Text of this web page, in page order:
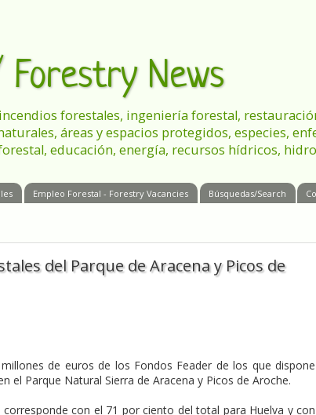
News
forestales, ingeniería forestal,
áreas y espacios protegidos, especies,
educación, energía, recursos hídricos,
Empleo Forestal - Forestry Vacancies Búsquedas/Search
del Parque de Aracena y Picos de
de euros de los Fondos Feader de los que dispone
el Parque Natural Sierra de Aracena y Picos de Aroche.
con el 71 por ciento del total para Huelva y con